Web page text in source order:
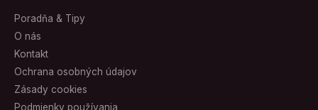
Poradňa & Tipy
O nás
Kontakt
Ochrana osobných údajov
Zásady cookies
Podmienky používania